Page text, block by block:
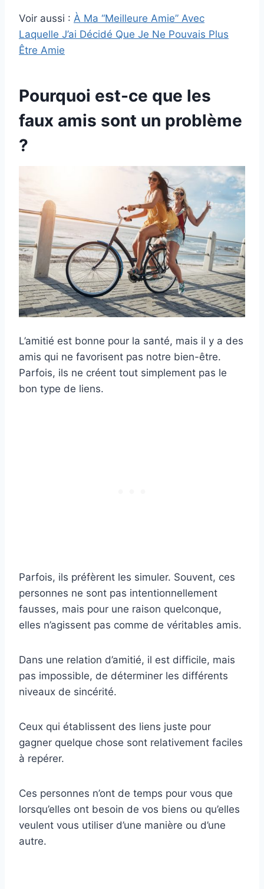
Voir aussi : À Ma “Meilleure Amie” Avec
Laquelle J’ai Décidé Que Je Ne Pouvais Plus
Être Amie
Pourquoi est-ce que les
faux amis sont un problème
?
L’amitié est bonne pour la santé, mais il y a des
amis qui ne favorisent pas notre bien-être.
Parfois, ils ne créent tout simplement pas le
bon type de liens.
Parfois, ils préfèrent les simuler. Souvent, ces
personnes ne sont pas intentionnellement
fausses, mais pour une raison quelconque,
elles n’agissent pas comme de véritables amis.
Dans une relation d’amitié, il est difficile, mais
pas impossible, de déterminer les différents
niveaux de sincérité.
Ceux qui établissent des liens juste pour
gagner quelque chose sont relativement faciles
à repérer.
Ces personnes n’ont de temps pour vous que
lorsqu’elles ont besoin de vos biens ou qu’elles
veulent vous utiliser d’une manière ou d’une
autre.